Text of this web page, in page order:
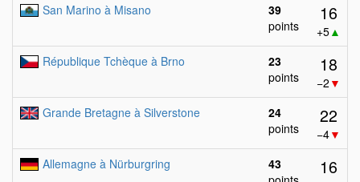
San Marino à Misano
39
points
16
+5▲
République Tchèque à Brno
23
points
18
−2 ▼
Grande Bretagne à Silverstone
24
points
22
−4▼
Allemagne à Nürburgring
43
16